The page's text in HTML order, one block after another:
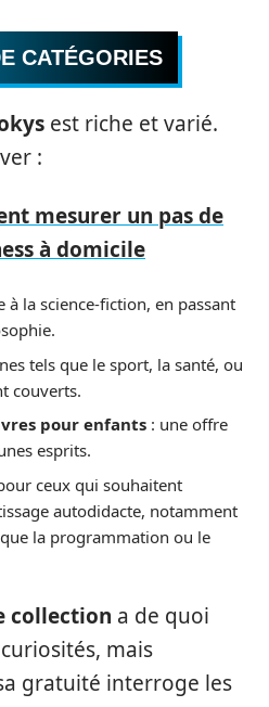
CATÉGORIES
est riche et varié.
:
mesurer un pas de
à domicile
à la science-fiction, en passant
tels que le sport, la santé, ou
couverts.
pour enfants : une offre
esprits.
ceux qui souhaitent
autodidacte, notamment
la programmation ou le
collection a de quoi
mais
gratuité interroge les